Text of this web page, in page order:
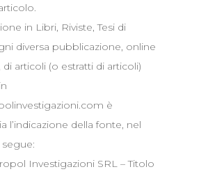
in Libri, Riviste, Tesi di
diversa pubblicazione, online
di articoli (o estratti di articoli)
è
l’indicazione della fonte, nel
Investigazioni SRL – Titolo